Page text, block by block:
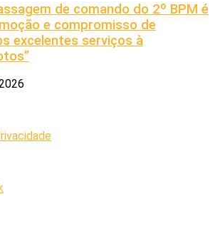
de comando do 2º BPM é
e compromisso de
excelentes serviços à